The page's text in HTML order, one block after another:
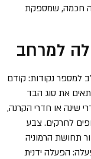
חכמה, שמספקת
למרחב
למספר נקודות: קודם
את סוג הבד
שינה או חדרי הקרנה,
לחרקים. צבע
תחושת הרמוניה
הפעלה ידנית